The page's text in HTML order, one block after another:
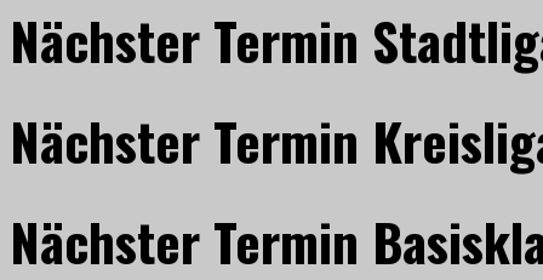
Nächster Termin
Nächster Termin
Nächster Termin